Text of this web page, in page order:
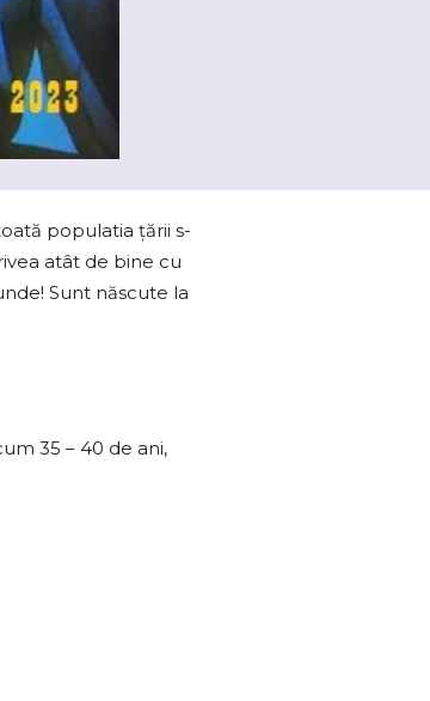
populatia ţării s-
atât de bine cu
Sunt născute la
35 – 40 de ani,